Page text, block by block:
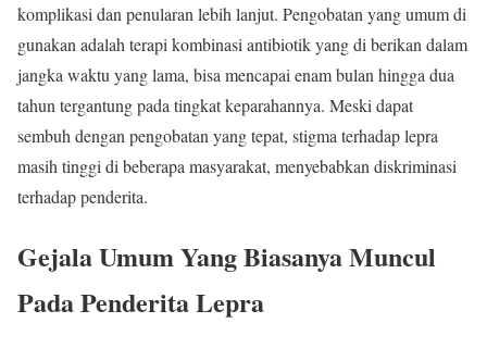
komplikasi dan penularan lebih lanjut. Pengobatan yang umum di
gunakan adalah terapi kombinasi antibiotik yang di berikan dalam
jangka waktu yang lama, bisa mencapai enam bulan hingga dua
tahun tergantung pada tingkat keparahannya. Meski dapat
sembuh dengan pengobatan yang tepat, stigma terhadap lepra
masih tinggi di beberapa masyarakat, menyebabkan diskriminasi
terhadap penderita.
Gejala Umum Yang Biasanya Muncul
Pada Penderita Lepra